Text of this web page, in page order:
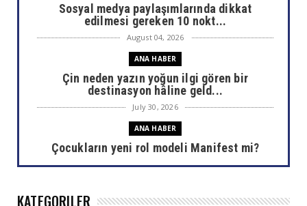
Sosyal medya paylaşımlarında dikkat
edilmesi gereken 10 nokt...
August 04, 2026
ANA HABER
Çin neden yazın yoğun ilgi gören bir
destinasyon hâline geld...
July 30, 2026
ANA HABER
Çocukların yeni rol modeli Manifest mi?
July 30, 2026
KATEGORILER